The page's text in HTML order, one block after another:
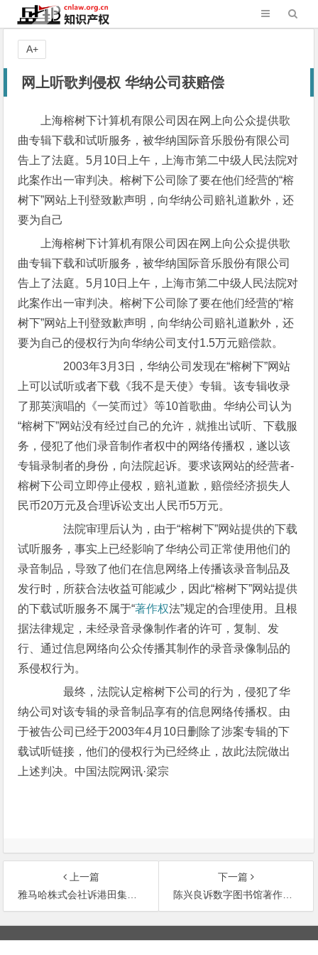
网上听歌判侵权 华纳公司获赔偿
上海榕树下计算机有限公司因在网上向公众提供歌
曲专辑下载和试听服务，被华纳国际音乐股份有限公司
告上了法庭。5月10日上午，上海市第二中级人民法院对
此案作出一审判决。榕树下公司除了要在他们经营的“榕
树下”网站上刊登致歉声明，向华纳公司赔礼道歉外，还
要为自己
上海榕树下计算机有限公司因在网上向公众提供歌
曲专辑下载和试听服务，被华纳国际音乐股份有限公司
告上了法庭。5月10日上午，上海市第二中级人民法院对
此案作出一审判决。榕树下公司除了要在他们经营的“榕
树下”网站上刊登致歉声明，向华纳公司赔礼道歉外，还
要为自己的侵权行为向华纳公司支付1.5万元赔偿款。
2003年3月3日，华纳公司发现在“榕树下”网站
上可以试听或者下载《我不是天使》专辑。该专辑收录
了那英演唱的《一笑而过》等10首歌曲。华纳公司认为
“榕树下”网站没有经过自己的允许，就推出试听、下载服
务，侵犯了他们录音制作者权中的网络传播权，遂以该
专辑录制者的身份，向法院起诉。要求该网站的经营者-
榕树下公司立即停止侵权，赔礼道歉，赔偿经济损失人
民币20万元及合理诉讼支出人民币5万元。
法院审理后认为，由于“榕树下”网站提供的下载
试听服务，事实上已经影响了华纳公司正常使用他们的
录音制品，导致了他们在信息网络上传播该录音制品及
发行时，所获合法收益可能减少，因此“榕树下”网站提供
的下载试听服务不属于“著作权法”规定的合理使用。且根
据法律规定，未经录音录像制作者的许可，复制、发
行、通过信息网络向公众传播其制作的录音录像制品的
系侵权行为。
最终，法院认定榕树下公司的行为，侵犯了华
纳公司对该专辑的录音制品享有的信息网络传播权。由
于被告公司已经于2003年4月10日删除了涉案专辑的下
载试听链接，他们的侵权行为已经终止，故此法院做出
上述判决。中国法院网讯·梁宗
A+
上一篇
雅马哈株式会社诉港田集团公司、港田有限公司侵犯商标专用权纠纷案
下一篇
陈兴良诉数字图书馆著作权侵权纠纷案
文
章